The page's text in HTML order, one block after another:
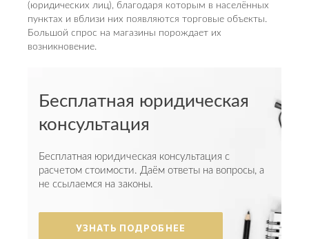
(юридических лиц), благодаря которым в населённых
пунктах и вблизи них появляются торговые объекты.
Большой спрос на магазины порождает их
возникновение.
Бесплатная юридическая
консультация
Бесплатная юридическая консультация с
расчетом стоимости. Даём ответы на вопросы, а
не ссылаемся на законы.
УЗНАТЬ ПОДРОБНЕЕ